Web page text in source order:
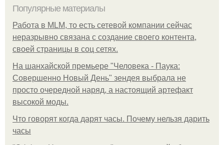
Популярные материалы
Работа в MLM, то есть сетевой компании сейчас
неразрывно связана с создание своего контента,
своей страницы в соц сетях.
На шанхайской премьере "Человека - Паука:
Совершенно Новый День" зендея выбрала не
просто очередной наряд, а настоящий артефакт
высокой моды.
Что говорят когда дарят часы. Почему нельзя дарить
часы